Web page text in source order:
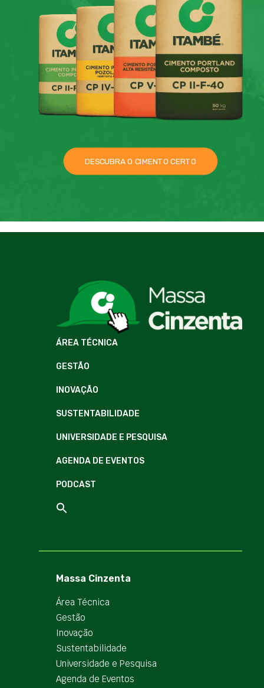
DESCUBRA O CIMENTO CERTO
ÁREA TÉCNICA
GESTÃO
INOVAÇÃO
SUSTENTABILIDADE
UNIVERSIDADE E PESQUISA
AGENDA DE EVENTOS
PODCAST
Massa Cinzenta
Área Técnica
Gestão
Inovação
Sustentabilidade
Universidade e Pesquisa
Agenda de Eventos